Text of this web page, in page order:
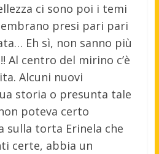
ci sono poi i temi
presi pari pari
Eh sì, non sanno più
Al centro del mirino c’è
Alcuni nuovi
storia o presunta tale
poteva certo
sulla torta Erinela che
certe, abbia un